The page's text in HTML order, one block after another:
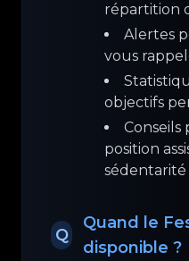
répartition
Alertes
vous
objectifs
position
sédentarité
Q
Quand le
disponible ?